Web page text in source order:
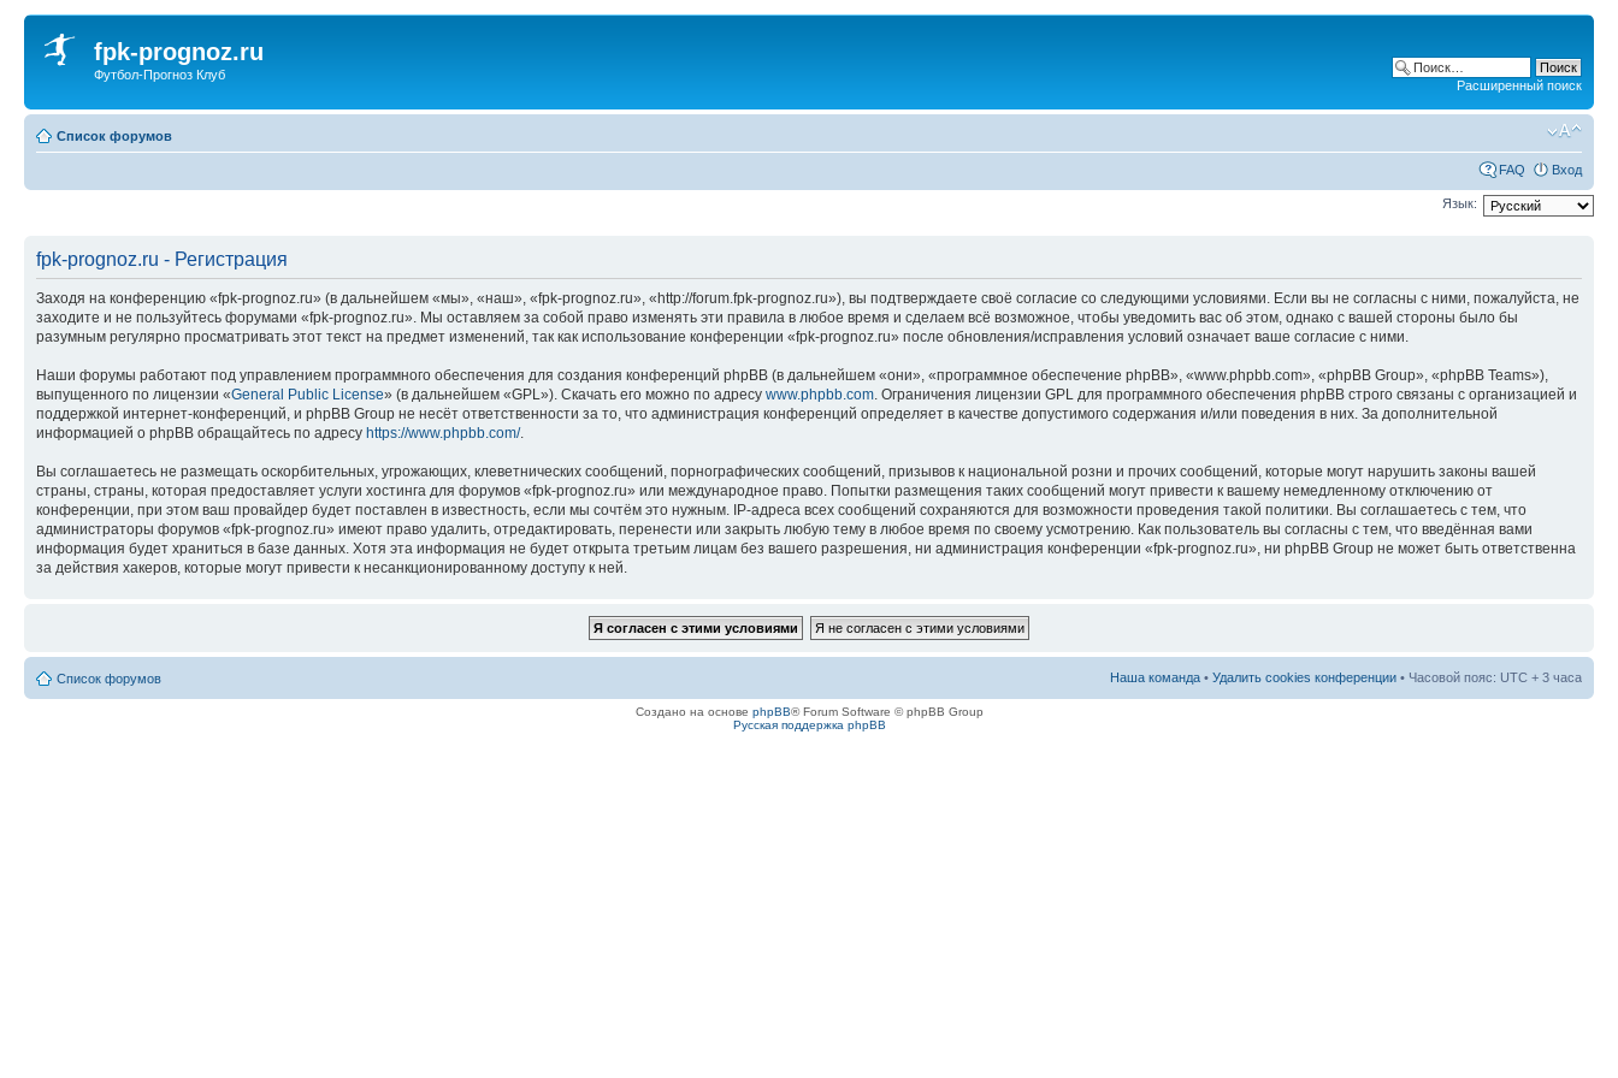
fpk-prognoz.ru
Футбол-Прогноз Клуб
Расширенный поиск
Список форумов
FAQ Вход
Язык:
fpk-prognoz.ru - Регистрация
Заходя на конференцию «fpk-prognoz.ru» (в дальнейшем «мы», «наш», «fpk-prognoz.ru», «http://forum.fpk-prognoz.ru»), вы подтверждаете своё согласие со следующими условиями. Если вы не согласны с ними, пожалуйста, не
заходите и не пользуйтесь форумами «fpk-prognoz.ru». Мы оставляем за собой право изменять эти правила в любое время и сделаем всё возможное, чтобы уведомить вас об этом, однако с вашей стороны было бы
разумным регулярно просматривать этот текст на предмет изменений, так как использование конференции «fpk-prognoz.ru» после обновления/исправления условий означает ваше согласие с ними.
Наши форумы работают под управлением программного обеспечения для создания конференций phpBB (в дальнейшем «они», «программное обеспечение phpBB», «www.phpbb.com», «phpBB Group», «phpBB Teams»),
выпущенного по лицензии «General Public License» (в дальнейшем «GPL»). Скачать его можно по адресу www.phpbb.com. Ограничения лицензии GPL для программного обеспечения phpBB строго связаны с организацией и
поддержкой интернет-конференций, и phpBB Group не несёт ответственности за то, что администрация конференций определяет в качестве допустимого содержания и/или поведения в них. За дополнительной
информацией о phpBB обращайтесь по адресу https://www.phpbb.com/.
Вы соглашаетесь не размещать оскорбительных, угрожающих, клеветнических сообщений, порнографических сообщений, призывов к национальной розни и прочих сообщений, которые могут нарушить законы вашей
страны, страны, которая предоставляет услуги хостинга для форумов «fpk-prognoz.ru» или международное право. Попытки размещения таких сообщений могут привести к вашему немедленному отключению от
конференции, при этом ваш провайдер будет поставлен в известность, если мы сочтём это нужным. IP-адреса всех сообщений сохраняются для возможности проведения такой политики. Вы соглашаетесь с тем, что
администраторы форумов «fpk-prognoz.ru» имеют право удалить, отредактировать, перенести или закрыть любую тему в любое время по своему усмотрению. Как пользователь вы согласны с тем, что введённая вами
информация будет храниться в базе данных. Хотя эта информация не будет открыта третьим лицам без вашего разрешения, ни администрация конференции «fpk-prognoz.ru», ни phpBB Group не может быть ответственна
за действия хакеров, которые могут привести к несанкционированному доступу к ней.
Список форумов Наша команда • Удалить cookies конференции • Часовой пояс: UTC + 3 часа
Создано на основе phpBB® Forum Software © phpBB Group
Русская поддержка phpBB